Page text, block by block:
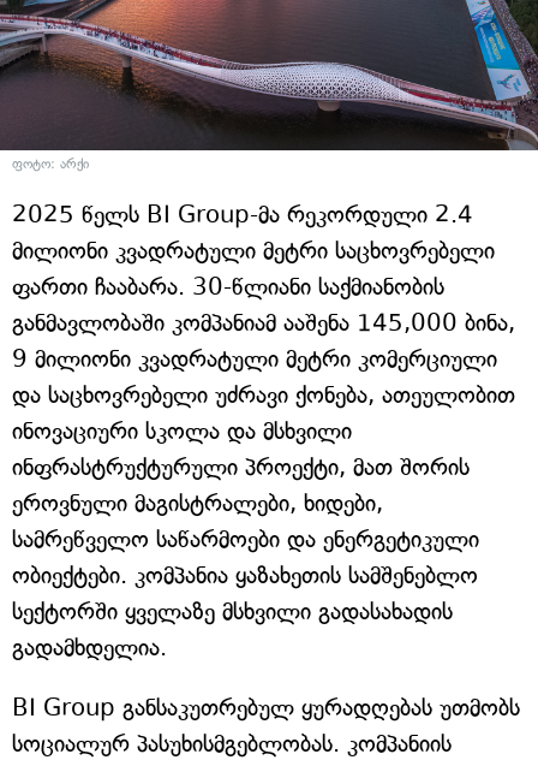
ფოტო: არქი
2025 წელს BI Group-მა რეკორდული 2.4
მილიონი კვადრატული მეტრი საცხოვრებელი
ფართი ჩააბარა. 30-წლიანი საქმიანობის
განმავლობაში კომპანიამ ააშენა 145,000 ბინა,
9 მილიონი კვადრატული მეტრი კომერციული
და საცხოვრებელი უძრავი ქონება, ათეულობით
ინოვაციური სკოლა და მსხვილი
ინფრასტრუქტურული პროექტი, მათ შორის
ეროვნული მაგისტრალები, ხიდები,
სამრეწველო საწარმოები და ენერგეტიკული
ობიექტები. კომპანია ყაზახეთის სამშენებლო
სექტორში ყველაზე მსხვილი გადასახადის
გადამხდელია.
BI Group განსაკუთრებულ ყურადღებას უთმობს
სოციალურ პასუხისმგებლობას. კომპანიის